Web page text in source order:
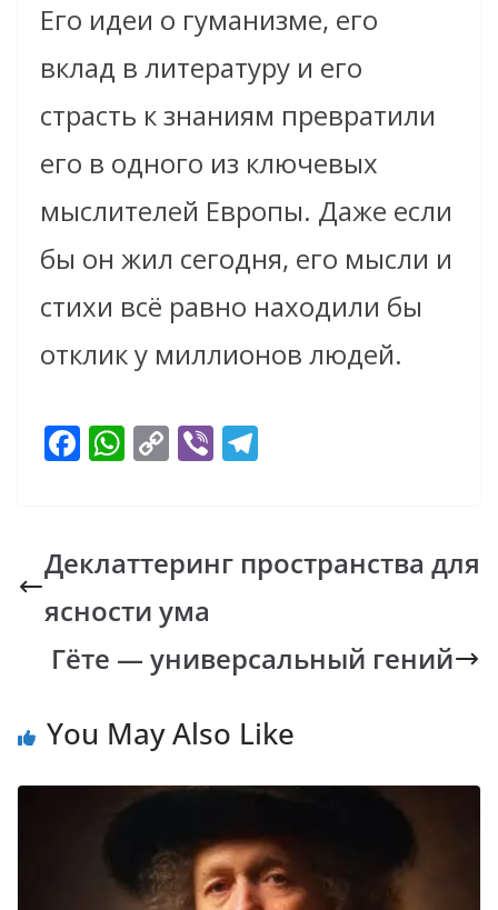
Его идеи о гуманизме, его
вклад в литературу и его
страсть к знаниям превратили
его в одного из ключевых
мыслителей Европы. Даже если
бы он жил сегодня, его мысли и
стихи всё равно находили бы
отклик у миллионов людей.
F
b
o
o
k
W
s
A
p
p
C
y
Li
n
k
Vi
gr
a
Деклаттеринг пространства для
ясности ума
Гёте — универсальный гений
You May Also Like